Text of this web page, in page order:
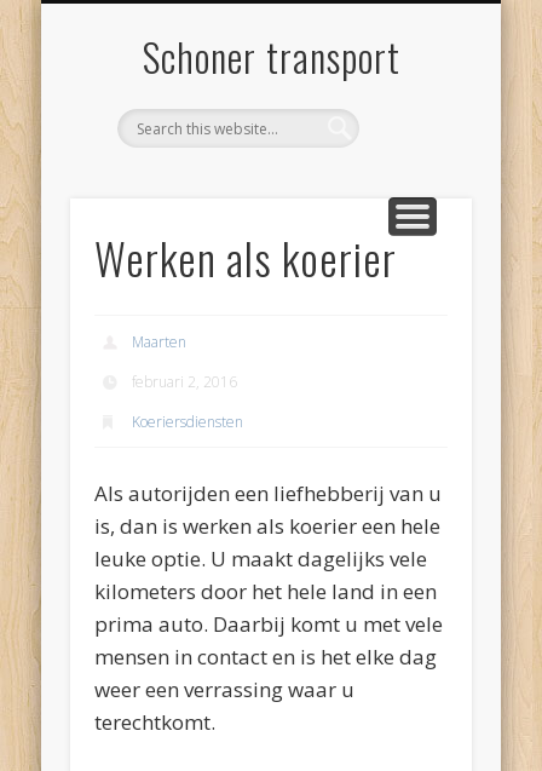
Schoner transport
Werken als koerier
Maarten
februari 2, 2016
Koeriersdiensten
Als autorijden een liefhebberij van u
is, dan is werken als koerier een hele
leuke optie. U maakt dagelijks vele
kilometers door het hele land in een
prima auto. Daarbij komt u met vele
mensen in contact en is het elke dag
weer een verrassing waar u
terechtkomt.